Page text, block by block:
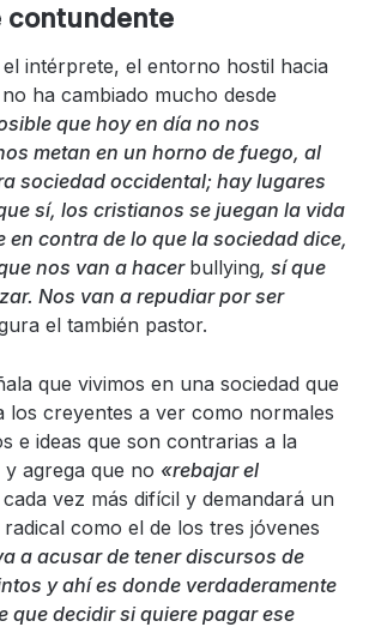
contundente
intérprete, el entorno hostil hacia
ha cambiado mucho desde
que hoy en día no nos
metan en un horno de fuego, al
sociedad occidental; hay lugares
sí, los cristianos se juegan la vida
en contra de lo que la sociedad dice,
nos van a hacer bullying, sí que
Nos van a repudiar por ser
el también pastor.
que vivimos en una sociedad que
los creyentes a ver como normales
e ideas que son contrarias a la
agrega que no «rebajar el
vez más difícil y demandará un
como el de los tres jóvenes
a acusar de tener discursos de
y ahí es donde verdaderamente
que decidir si quiere pagar ese